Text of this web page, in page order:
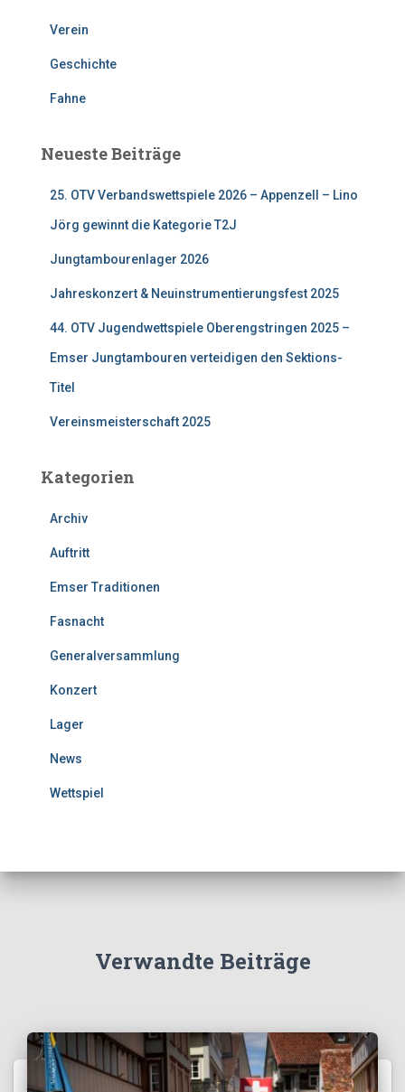
Verein
Geschichte
Fahne
Neueste Beiträge
25. OTV Verbandswettspiele 2026 – Appenzell – Lino
Jörg gewinnt die Kategorie T2J
Jungtambourenlager 2026
Jahreskonzert & Neuinstrumentierungsfest 2025
44. OTV Jugendwettspiele Oberengstringen 2025 –
Emser Jungtambouren verteidigen den Sektions-
Titel
Vereinsmeisterschaft 2025
Kategorien
Archiv
Auftritt
Emser Traditionen
Fasnacht
Generalversammlung
Konzert
Lager
News
Wettspiel
Verwandte Beiträge